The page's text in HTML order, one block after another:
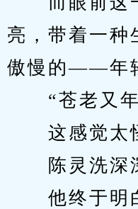
亮，带着一种
傲慢的——年
“苍老又年
这感觉太
陈灵洗深深
他终于明